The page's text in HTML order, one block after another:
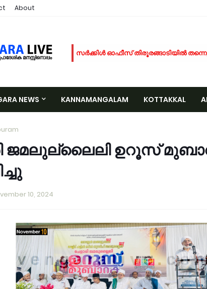
About
സര്‍ക്കിള്‍ ഓഫീസ് തിരൂരങ്ങാടിയില്‍
പ്രമുഖ സമസ്ത - കെഎംസിസി നേതാവ്
കരിപ്പൂർ വിമാന ദുരന്തത്തിന് ഇന്ന് 6
ഭിന്നശേഷി സമഗ്ര വിവരശേഖരണം:
പൈതൃക യാത്രയോടെ വേങ്ങര മേഖല
കൂരിയാട് വ്യാപാരി വ്യവസായി
വിവരാവകാശ നിയമപ്രകാരം വിവരം
അതിശക്തമായ മഴ തുടരും; എട്ട്
NEWS KANNAMANGALAM KOTTAKKAL
ജമലുല്ലൈലി ഉറൂസ്
10, 2024